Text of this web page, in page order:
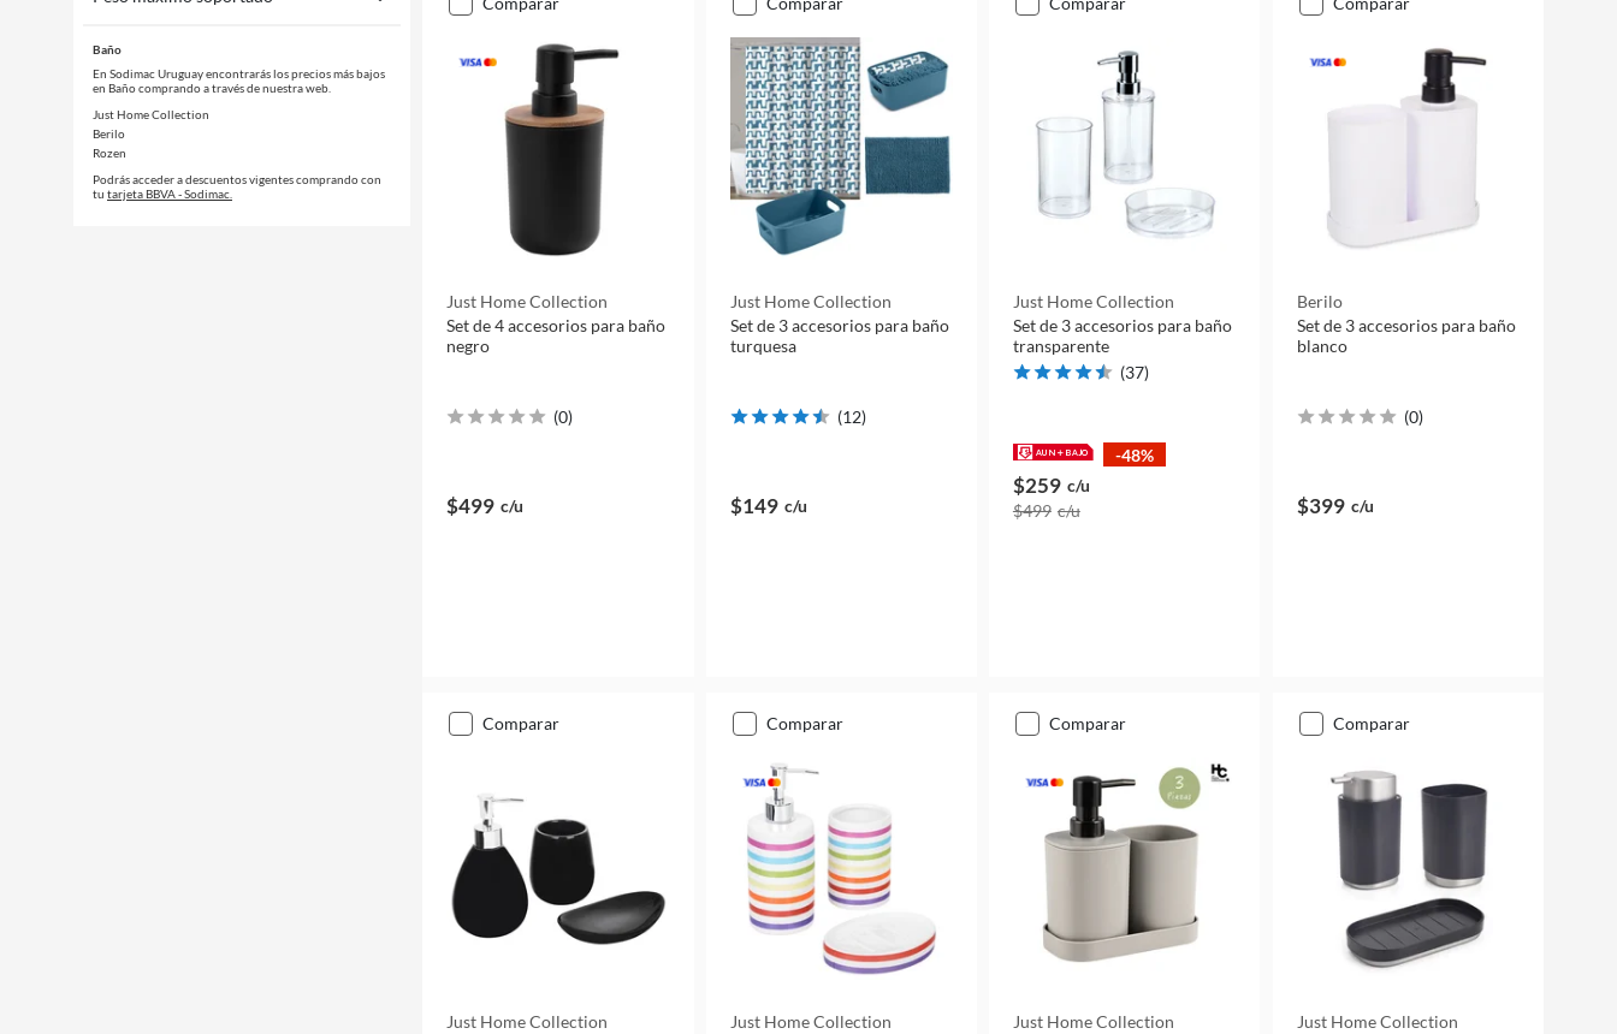
Baño
En Sodimac Uruguay encontrarás los precios más bajos
en Baño comprando a través de nuestra web.
Just Home Collection
Berilo
Rozen
Podrás acceder a descuentos vigentes comprando con
tu tarjeta BBVA - Sodimac.
Just Home Collection
Set de 4 accesorios para baño
negro
(0)
$499 c/u
Just Home Collection
Set de 3 accesorios para baño
turquesa
(12)
$149 c/u
Just Home Collection
Set de 3 accesorios para baño
transparente
(37)
-48%
$259 c/u
$499 c/u
Berilo
Set de 3 accesorios para baño
blanco
(0)
$399 c/u
comparar
Just Home Collection
comparar
Just Home Collection
comparar
Just Home Collection
comparar
Just Home Collection